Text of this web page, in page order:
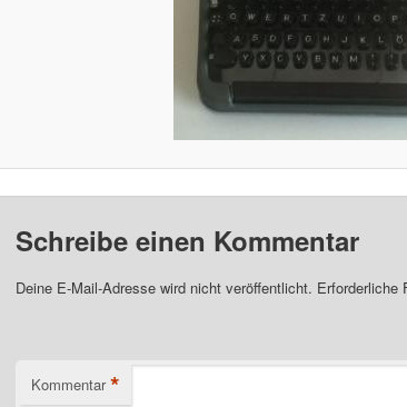
Schreibe einen Kommentar
Deine E-Mail-Adresse wird nicht veröffentlicht. Erforderliche
Kommentar *